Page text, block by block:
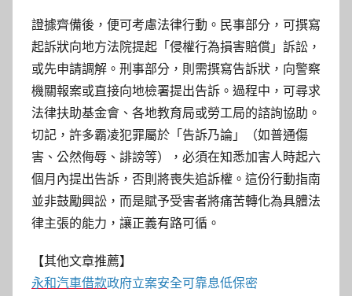
證據齊備後，便可考慮法律行動。民事部分，可撰寫
起訴狀向地方法院提起「侵權行為損害賠償」訴訟，
或先申請調解。刑事部分，則需撰寫告訴狀，向警察
機關報案或直接向地檢署提出告訴。過程中，可尋求
法律扶助基金會、各地教育局或勞工局的諮詢協助。
切記，許多霸凌犯罪屬於「告訴乃論」（如普通傷
害、公然侮辱、誹謗等），必須在知悉加害人時起六
個月內提出告訴，否則將喪失追訴權。這份行動指南
並非鼓勵興訟，而是賦予受害者將痛苦轉化為具體法
律主張的能力，讓正義有路可循。
【其他文章推薦】
永和汽車借款政府立案安全可靠息低保密